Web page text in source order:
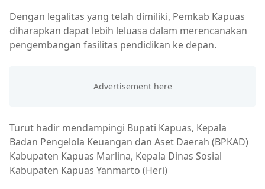
Dengan legalitas yang telah dimiliki, Pemkab Kapuas
diharapkan dapat lebih leluasa dalam merencanakan
pengembangan fasilitas pendidikan ke depan.
Turut hadir mendampingi Bupati Kapuas, Kepala
Badan Pengelola Keuangan dan Aset Daerah (BPKAD)
Kabupaten Kapuas Marlina, Kepala Dinas Sosial
Kabupaten Kapuas Yanmarto (Heri)